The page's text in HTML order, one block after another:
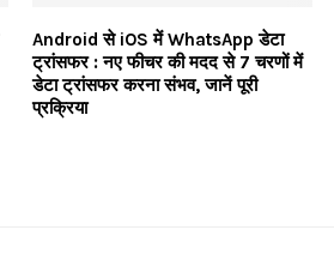
Android से iOS में WhatsApp डेटा
ट्रांसफर : नए फीचर की मदद से 7 चरणों में
डेटा ट्रांसफर करना संभव, जानें पूरी
प्रक्रिया